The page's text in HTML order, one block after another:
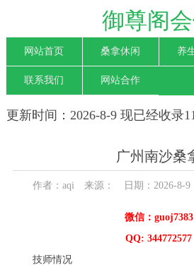
御尊阁
网站首页 桑拿休闲 养
联系我们 网站合作
更新时间：2026-8-9 现已经收录
广州南沙桑
作者：aqi 来源： 日期：2026-8-9
微信：guoj7383
QQ: 344772577
技师情况